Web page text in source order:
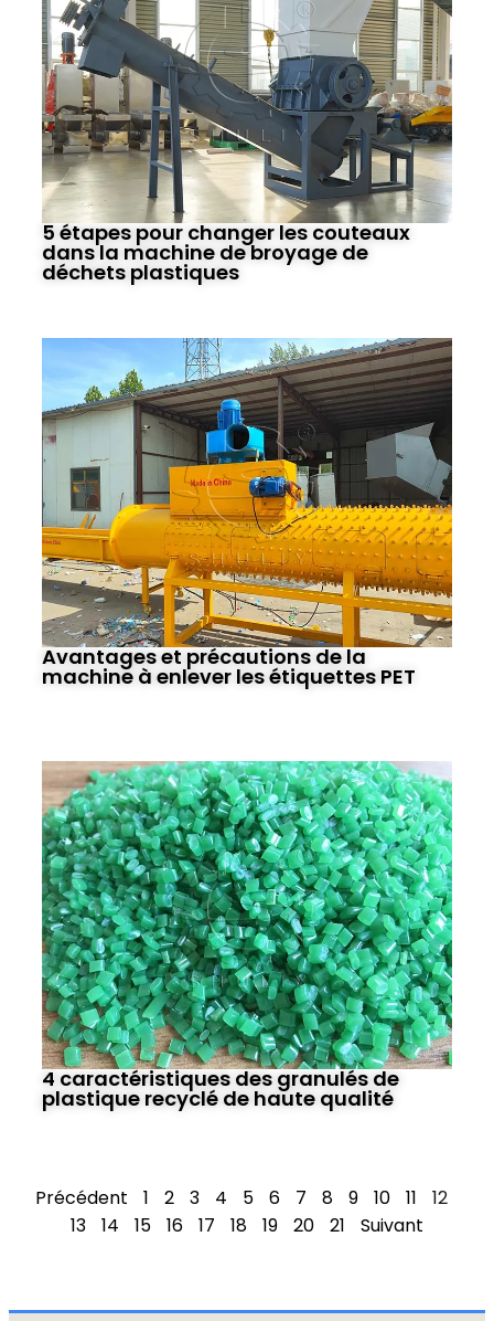
5 étapes pour changer les couteaux
dans la machine de broyage de
déchets plastiques
Avantages et précautions de la
machine à enlever les étiquettes PET
4 caractéristiques des granulés de
plastique recyclé de haute qualité
Précédent 1 2 3 4 5 6 7 8 9 10 11
12
13
14 15 16 17 18 19 20 21 Suivant